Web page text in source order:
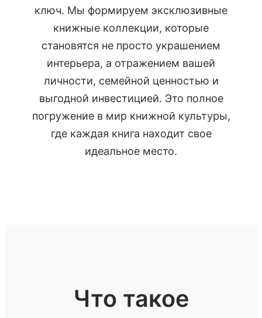
ключ. Мы формируем эксклюзивные
книжные коллекции, которые
становятся не просто украшением
интерьера, а отражением вашей
личности, семейной ценностью и
выгодной инвестицией. Это полное
погружение в мир книжной культуры,
где каждая книга находит свое
идеальное место.
Что такое